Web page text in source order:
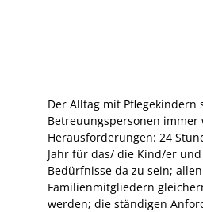
Der Alltag mit Pflegekindern
Betreuungspersonen immer
Herausforderungen: 24
Jahr für das/ die Kind/er
Bedürfnisse da zu sein; allen
Familienmitgliedern
werden; die ständigen